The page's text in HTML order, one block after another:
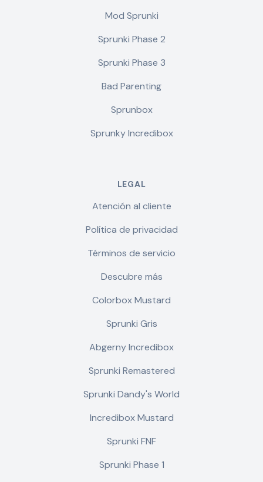
Mod Sprunki
Sprunki Phase 2
Sprunki Phase 3
Bad Parenting
Sprunbox
Sprunky Incredibox
LEGAL
Atención al cliente
Política de privacidad
Términos de servicio
Descubre más
Colorbox Mustard
Sprunki Gris
Abgerny Incredibox
Sprunki Remastered
Sprunki Dandy's World
Incredibox Mustard
Sprunki FNF
Sprunki Phase 1